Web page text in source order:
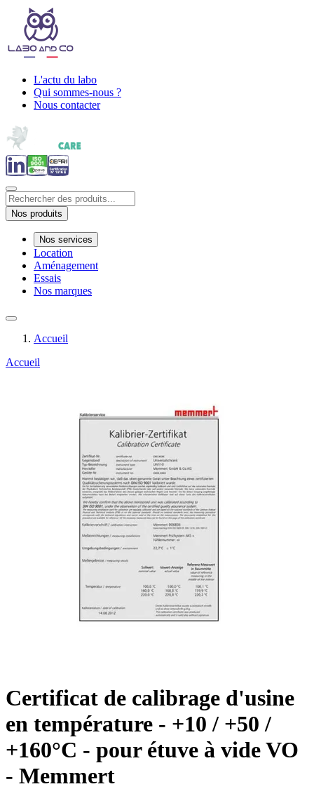
L'actu du labo
Qui sommes-nous ?
Nous contacter
Nos produits
Nos services
Location
Aménagement
Essais
Nos marques
Accueil
Accueil
Certificat de calibrage d'usine
en température - +10 / +50 /
+160°C - pour étuve à vide VO
- Memmert